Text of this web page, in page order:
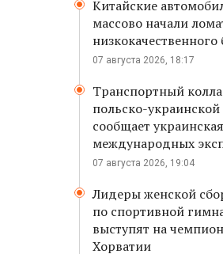
Китайские
массово начали
низкокачественного
07 августа 2026, 18:17
Транспортный
польско-
сообщает
международных
07 августа 2026, 19:04
Лидеры женской
по спортивной
выступят на
Хорватии